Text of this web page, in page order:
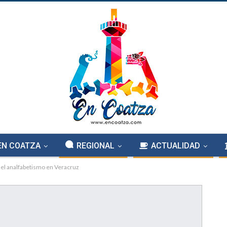
COATZA REGIONAL ACTUALIDAD
analfabetismo en Veracruz